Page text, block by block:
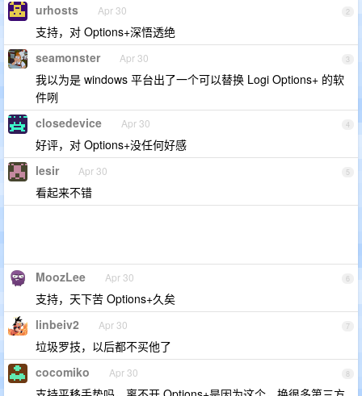
2
urhosts Apr 30
支持，对 Options+深悟透绝
3
seamonster Apr 30
我以为是 windows 平台出了一个可以替换 Logi Options+ 的软
件咧
4
closedevice Apr 30
好评，对 Options+没任何好感
5
lesir Apr 30
看起来不错
6
MoozLee Apr 30
支持，天下苦 Options+久矣
7
linbeiv2 Apr 30
垃圾罗技，以后都不买他了
8
cocomiko Apr 30